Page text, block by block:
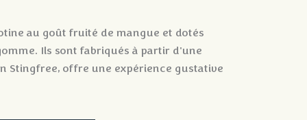
au goût fruité de mangue et dotés
Ils sont fabriqués à partir d'une
Stingfree, offre une expérience gustative